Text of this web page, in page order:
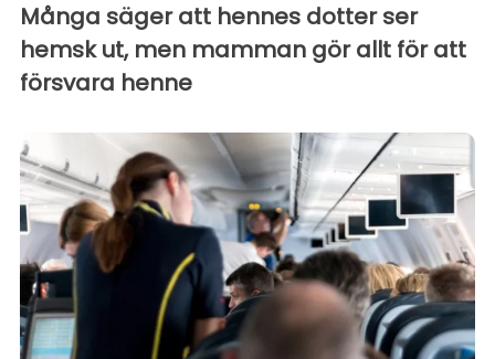
Många säger att hennes dotter ser
hemsk ut, men mamman gör allt för att
försvara henne